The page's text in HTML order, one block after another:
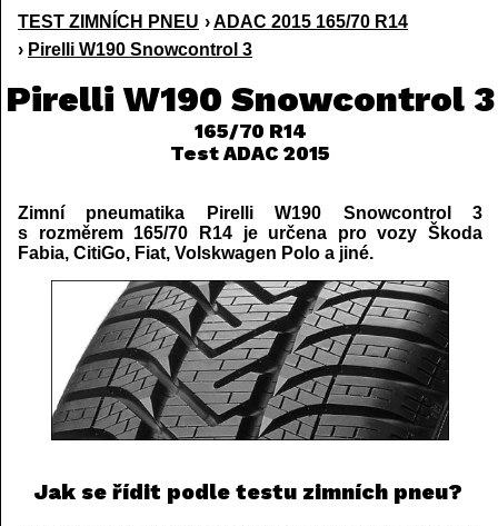
TEST ZIMNÍCH PNEU ›ADAC 2015 165/70 R14
› Pirelli W190 Snowcontrol 3
Pirelli W190 Snowcontrol 3
165/70 R14
Test ADAC 2015
Zimní pneumatika Pirelli W190 Snowcontrol 3
s rozměrem 165/70 R14 je určena pro vozy Škoda
Fabia, CitiGo, Fiat, Volskwagen Polo a jiné.
Jak se řídit podle testu zimních pneu?